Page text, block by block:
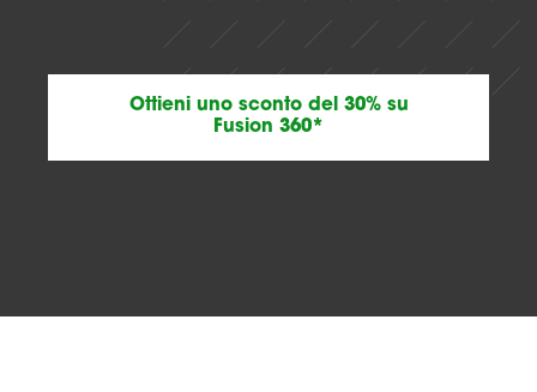
Ottieni uno sconto del 30% su
Fusion 360*